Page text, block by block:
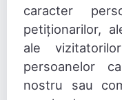
caracter
petiționarilor,
ale
persoanelor
nostru sau